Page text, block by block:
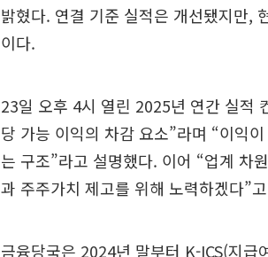
밝혔다. 연결 기준 실적은 개선됐지만,
이다.
23일 오후 4시 열린 2025년 연간 실적
당 가능 이익의 차감 요소”라며 “이익
는 구조”라고 설명했다. 이어 “업계 차
과 주주가치 제고를 위해 노력하겠다”
금융당국은 2024년 말부터 K-ICS(지